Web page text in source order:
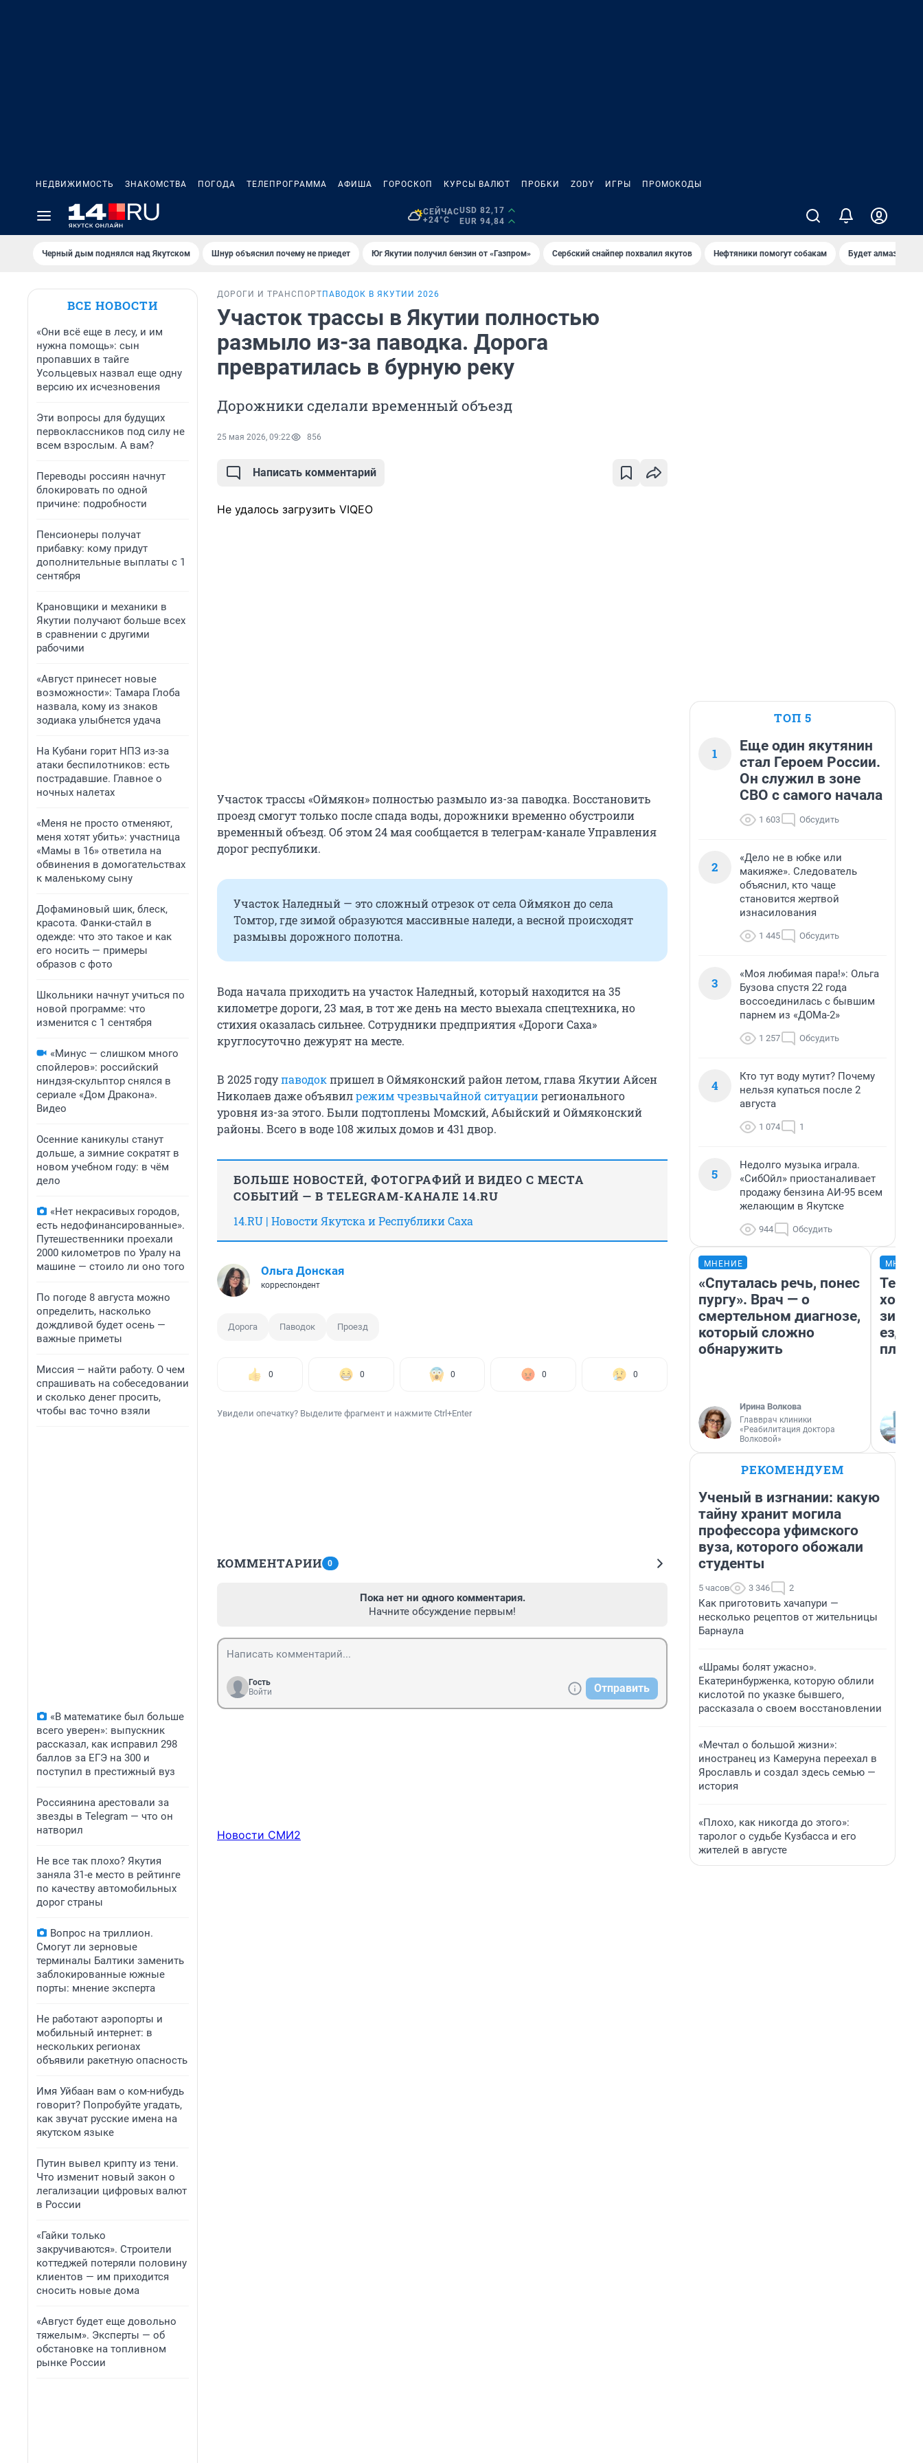
НЕДВИЖИМОСТЬ ЗНАКОМСТВА ПОГОДА ТЕЛЕПРОГРАММА АФИША ГОРОСКОП КУРСЫ ВАЛЮТ ПРОБКИ ZODY ИГРЫ ПРОМОКОДЫ
СЕЙЧАС
+24°C
USD 82,17
EUR 94,84
Черный дым поднялся над Якутском Шнур объяснил почему не приедет Юг Якутии получил бензин от «Газпром» Сербский снайпер похвалил якутов Нефтяники помогут собакам Будет алмазный
ВСЕ НОВОСТИ
«Они всё еще в лесу, и им
нужна помощь»: сын
пропавших в тайге
Усольцевых назвал еще одну
версию их исчезновения
Эти вопросы для будущих
первоклассников под силу не
всем взрослым. А вам?
Переводы россиян начнут
блокировать по одной
причине: подробности
Пенсионеры получат
прибавку: кому придут
дополнительные выплаты с 1
сентября
Крановщики и механики в
Якутии получают больше всех
в сравнении с другими
рабочими
«Август принесет новые
возможности»: Тамара Глоба
назвала, кому из знаков
зодиака улыбнется удача
На Кубани горит НПЗ из-за
атаки беспилотников: есть
пострадавшие. Главное о
ночных налетах
«Меня не просто отменяют,
меня хотят убить»: участница
«Мамы в 16» ответила на
обвинения в домогательствах
к маленькому сыну
Дофаминовый шик, блеск,
красота. Фанки-стайл в
одежде: что это такое и как
его носить — примеры
образов с фото
Школьники начнут учиться по
новой программе: что
изменится с 1 сентября
«Минус — слишком много
спойлеров»: российский
ниндзя-скульптор снялся в
сериале «Дом Дракона».
Видео
Осенние каникулы станут
дольше, а зимние сократят в
новом учебном году: в чём
дело
«Нет некрасивых городов,
есть недофинансированные».
Путешественники проехали
2000 километров по Уралу на
машине — стоило ли оно того
По погоде 8 августа можно
определить, насколько
дождливой будет осень —
важные приметы
Миссия — найти работу. О чем
спрашивать на собеседовании
и сколько денег просить,
чтобы вас точно взяли
«В математике был больше
всего уверен»: выпускник
рассказал, как исправил 298
баллов за ЕГЭ на 300 и
поступил в престижный вуз
Россиянина арестовали за
звезды в Telegram — что он
натворил
Не все так плохо? Якутия
заняла 31-е место в рейтинге
по качеству автомобильных
дорог страны
Вопрос на триллион.
Смогут ли зерновые
терминалы Балтики заменить
заблокированные южные
порты: мнение эксперта
Не работают аэропорты и
мобильный интернет: в
нескольких регионах
объявили ракетную опасность
Имя Уйбаан вам о ком-нибудь
говорит? Попробуйте угадать,
как звучат русские имена на
якутском языке
Путин вывел крипту из тени.
Что изменит новый закон о
легализации цифровых валют
в России
«Гайки только
закручиваются». Строители
коттеджей потеряли половину
клиентов — им приходится
сносить новые дома
«Август будет еще довольно
тяжелым». Эксперты — об
обстановке на топливном
рынке России
ДОРОГИ И ТРАНСПОРТ ПАВОДОК В ЯКУТИИ 2026
Участок трассы в Якутии полностью
размыло из-за паводка. Дорога
превратилась в бурную реку
Дорожники сделали временный объезд
25 мая 2026, 09:22 856
Написать комментарий
Не удалось загрузить VIQEO
Участок трассы «Оймякон» полностью размыло из-за паводка. Восстановить
проезд смогут только после спада воды, дорожники временно обустроили
временный объезд. Об этом 24 мая сообщается в телеграм-канале Управления
дорог республики.
Участок Наледный — это сложный отрезок от села Оймякон до села
Томтор, где зимой образуются массивные наледи, а весной происходят
размывы дорожного полотна.
Вода начала приходить на участок Наледный, который находится на 35
километре дороги, 23 мая, в тот же день на место выехала спецтехника, но
стихия оказалась сильнее. Сотрудники предприятия «Дороги Саха»
круглосуточно дежурят на месте.
В 2025 годупаводокпришел в Оймяконский район летом, глава Якутии Айсен
Николаев даже объявилрежим чрезвычайной ситуациирегионального
уровня из-за этого. Были подтоплены Момский, Абыйский и Оймяконский
районы. Всего в воде 108 жилых домов и 431 двор.
БОЛЬШЕ НОВОСТЕЙ, ФОТОГРАФИЙ И ВИДЕО С МЕСТА
СОБЫТИЙ — В TELEGRAM-КАНАЛЕ 14.RU
14.RU | Новости Якутска и Республики Саха
Ольга Донская
корреспондент
Дорога Паводок Проезд
0 0 0 0 0
Увидели опечатку? Выделите фрагмент и нажмите Ctrl+Enter
КОММЕНТАРИИ 0
Пока нет ни одного комментария.
Начните обсуждение первым!
Гость
Войти
Отправить
Новости СМИ2
ТОП 5
1
Еще один якутянин
стал Героем России.
Он служил в зоне
СВО с самого начала
1 603 Обсудить
2
«Дело не в юбке или
макияже». Следователь
объяснил, кто чаще
становится жертвой
изнасилования
1 445 Обсудить
3
«Моя любимая пара!»: Ольга
Бузова спустя 22 года
воссоединилась с бывшим
парнем из «ДОМа-2»
1 257 Обсудить
4
Кто тут воду мутит? Почему
нельзя купаться после 2
августа
1 074 1
5
Недолго музыка играла.
«СибОйл» приостаналивает
продажу бензина АИ-95 всем
желающим в Якутске
944 Обсудить
МНЕНИЕ
«Спуталась речь, понес
пургу». Врач — о
смертельном диагнозе,
который сложно
обнаружить
Ирина Волкова
Главврач клиники
«Реабилитация доктора
Волковой»
ездит
РЕКОМЕНДУЕМ
Ученый в изгнании: какую
тайну хранит могила
профессора уфимского
вуза, которого обожали
студенты
5 часов 3 346 2
Как приготовить хачапури —
несколько рецептов от жительницы
Барнаула
«Шрамы болят ужасно».
Екатеринбурженка, которую облили
кислотой по указке бывшего,
рассказала о своем восстановлении
«Мечтал о большой жизни»:
иностранец из Камеруна переехал в
Ярославль и создал здесь семью —
история
«Плохо, как никогда до этого»:
таролог о судьбе Кузбасса и его
жителей в августе